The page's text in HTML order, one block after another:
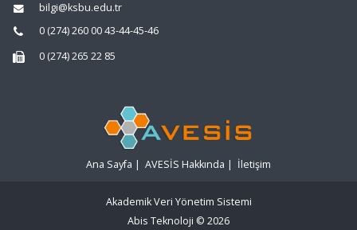
bilgi@ksbu.edu.tr
0 (274) 260 00 43-44-45-46
0 (274) 265 22 85
Ana Sayfa | AVESİS Hakkında | İletişim
Akademik Veri Yönetim Sistemi
Abis Teknoloji © 2026